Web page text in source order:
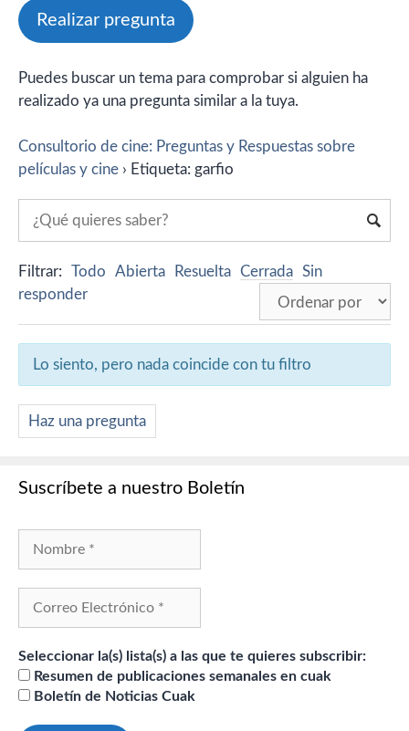
Realizar pregunta
Puedes buscar un tema para comprobar si alguien ha
realizado ya una pregunta similar a la tuya.
Consultorio de cine: Preguntas y Respuestas sobre
películas y cine › Etiqueta: garfio
Filtrar: Todo Abierta Resuelta Cerrada Sin
responder
Lo siento, pero nada coincide con tu filtro
Haz una pregunta
Suscríbete a nuestro Boletín
Seleccionar la(s) lista(s) a las que te quieres subscribir:
Resumen de publicaciones semanales en cuak
Boletín de Noticias Cuak